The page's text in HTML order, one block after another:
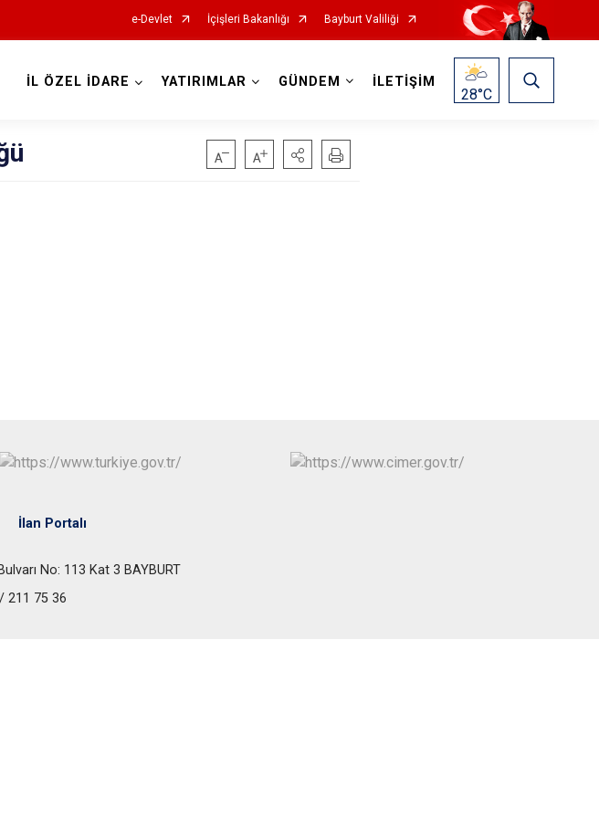
e-Devlet İçişleri Bakanlığı Bayburt Valiliği
İL ÖZEL İDARE YATIRIMLAR GÜNDEM İLETİŞİM
28°C
İlan Portalı
No: 113 Kat 3 BAYBURT
211 75 36